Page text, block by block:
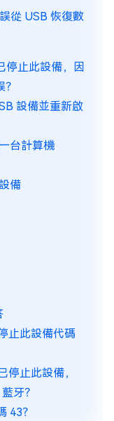
從 USB 恢復數
停止此設備，因
設備並重新啟
台計算機
備
止此設備代碼
停止此設備，
牙？
43？